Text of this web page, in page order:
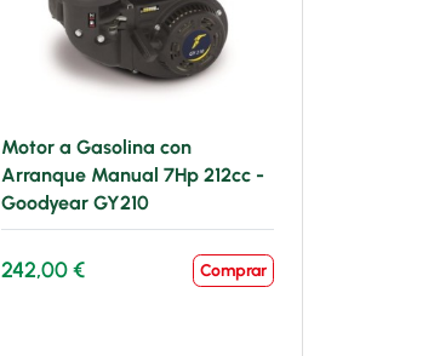
Motor a Gasolina con
Arranque Manual 7Hp 212cc -
Goodyear GY210
242,00 € Comprar